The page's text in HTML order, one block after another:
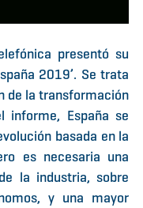
presentó su
2019’. Se trata
de la transformación
informe, España se
basada en la
es necesaria una
la industria, sobre
y una mayor